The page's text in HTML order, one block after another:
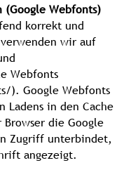
Webfonts)
korrekt und
wir auf
Webfonts
). Google Webfonts
Ladens in den Cache
Browser die Google
Zugriff unterbindet,
angezeigt.